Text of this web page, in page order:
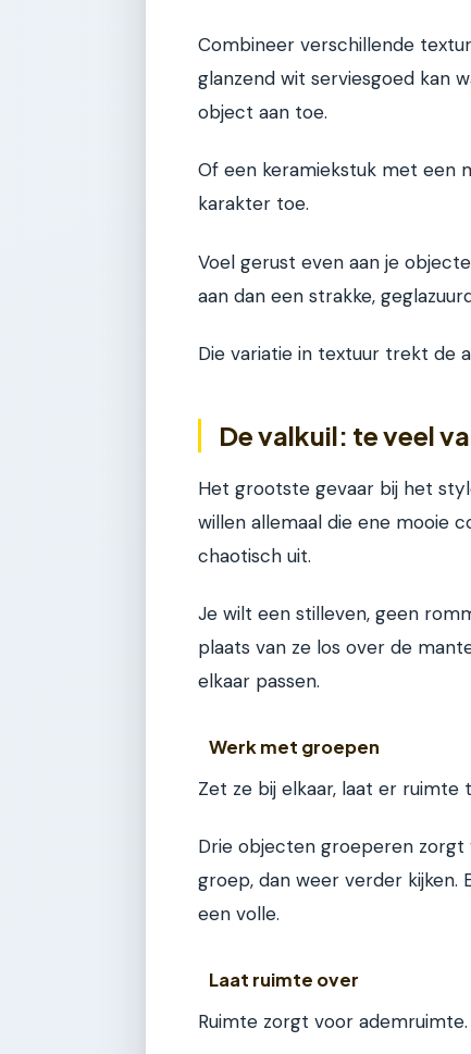
Combineer verschillende
glanzend wit serviesgoed kan
object aan toe.
Of een keramiekstuk met een
karakter toe.
Voel gerust even aan je
aan dan een strakke,
Die variatie in textuur trekt de
De valkuil: te veel
Het grootste gevaar bij het
willen allemaal die ene mooie
chaotisch uit.
Je wilt een stilleven, geen
plaats van ze los over de
elkaar passen.
Werk met groepen
Zet ze bij elkaar, laat er ruimte
Drie objecten groeperen zorgt
groep, dan weer verder kijken.
een volle.
Laat ruimte over
Ruimte zorgt voor